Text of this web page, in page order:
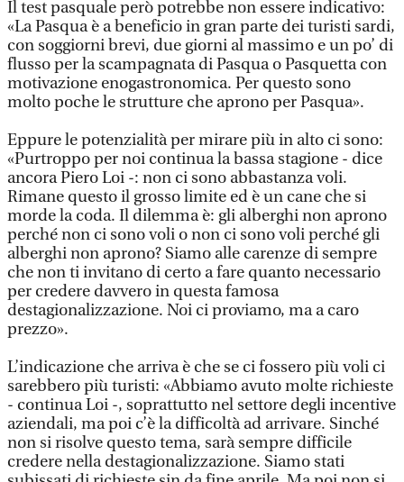
Il test pasquale però potrebbe non essere indicativo:
«La Pasqua è a beneficio in gran parte dei turisti sardi,
con soggiorni brevi, due giorni al massimo e un po’ di
flusso per la scampagnata di Pasqua o Pasquetta con
motivazione enogastronomica. Per questo sono
molto poche le strutture che aprono per Pasqua».
Eppure le potenzialità per mirare più in alto ci sono:
«Purtroppo per noi continua la bassa stagione - dice
ancora Piero Loi -: non ci sono abbastanza voli.
Rimane questo il grosso limite ed è un cane che si
morde la coda. Il dilemma è: gli alberghi non aprono
perché non ci sono voli o non ci sono voli perché gli
alberghi non aprono? Siamo alle carenze di sempre
che non ti invitano di certo a fare quanto necessario
per credere davvero in questa famosa
destagionalizzazione. Noi ci proviamo, ma a caro
prezzo».
L’indicazione che arriva è che se ci fossero più voli ci
sarebbero più turisti: «Abbiamo avuto molte richieste
- continua Loi -, soprattutto nel settore degli incentive
aziendali, ma poi c’è la difficoltà ad arrivare. Sinché
non si risolve questo tema, sarà sempre difficile
credere nella destagionalizzazione. Siamo stati